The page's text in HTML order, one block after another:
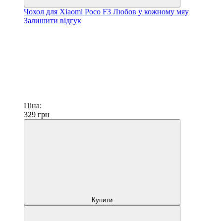
Чохол для Xiaomi Poco F3 Любов у кожному мяу
Залишити відгук
Ціна:
329 грн
Купити